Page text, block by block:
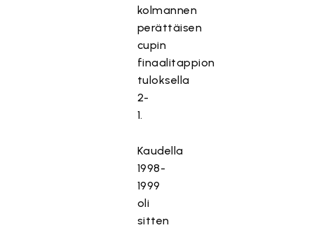
kolmannen
perättäisen
cupin
finaalitappion
tuloksella
2-
1.
Kaudella
1998-
1999
oli
sitten